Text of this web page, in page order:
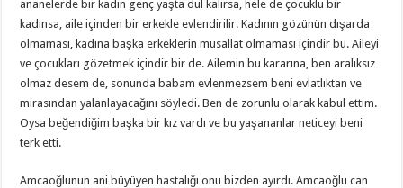
ananelerde bir kadın genç yaşta dul kalırsa, hele de çocuklu bir
kadınsa, aile içinden bir erkekle evlendirilir. Kadının gözünün dışarda
olmaması, kadına başka erkeklerin musallat olmaması içindir bu. Aileyi
ve çocukları gözetmek içindir bir de. Ailemin bu kararına, ben aralıksız
olmaz desem de, sonunda babam evlenmezsem beni evlatlıktan ve
mirasından yalanlayacağını söyledi. Ben de zorunlu olarak kabul ettim.
Oysa beğendiğim başka bir kız vardı ve bu yaşananlar neticeyi beni
terk etti.
Amcaoğlunun ani büyüyen hastalığı onu bizden ayırdı. Amcaoğlu can